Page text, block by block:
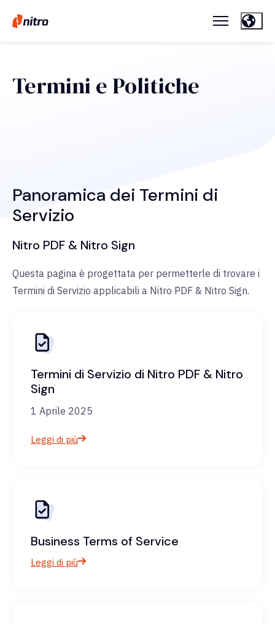
Termini e Politiche
Panoramica dei Termini di
Servizio
Nitro PDF & Nitro Sign
Questa pagina è progettata per permetterle di trovare i
Termini di Servizio applicabili a Nitro PDF & Nitro Sign.
Termini di Servizio di Nitro PDF & Nitro
Sign
1 Aprile 2025
Leggi di più
Business Terms of Service
Leggi di più